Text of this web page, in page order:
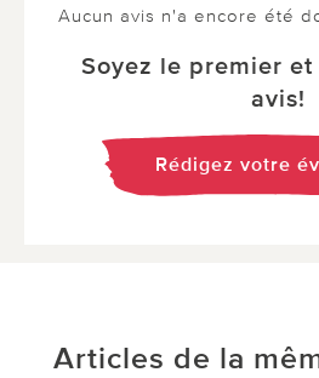
Aucun avis n'a encore été
Soyez le premier
avis!
Rédigez votre
Articles de la